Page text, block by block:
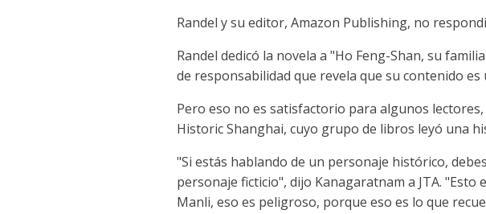
Randel y su editor, Amazon Publishing, no
Randel dedicó la novela a "Ho Feng-Shan, su
de responsabilidad que revela que su contenido
Pero eso no es satisfactorio para algunos
Historic Shanghai, cuyo grupo de libros leyó una
"Si estás hablando de un personaje histórico,
personaje ficticio", dijo Kanagaratnam a JTA.
Manli, eso es peligroso, porque eso es lo que